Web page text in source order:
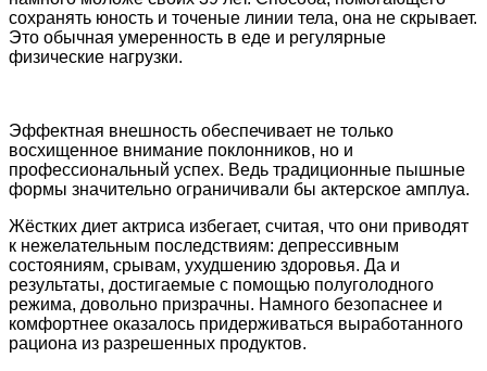
сохранять юность и точеные линии тела, она не скрывает.
Это обычная умеренность в еде и регулярные
физические нагрузки.
Эффектная внешность обеспечивает не только
восхищенное внимание поклонников, но и
профессиональный успех. Ведь традиционные пышные
формы значительно ограничивали бы актерское амплуа.
Жёстких диет актриса избегает, считая, что они приводят
к нежелательным последствиям: депрессивным
состояниям, срывам, ухудшению здоровья. Да и
результаты, достигаемые с помощью полуголодного
режима, довольно призрачны. Намного безопаснее и
комфортнее оказалось придерживаться выработанного
рациона из разрешенных продуктов.